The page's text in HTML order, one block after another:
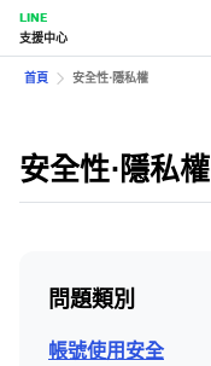
LINE
支援中心
首頁 安全性⋅隱私權
安全性⋅隱私權
問題類別
帳號使用安全